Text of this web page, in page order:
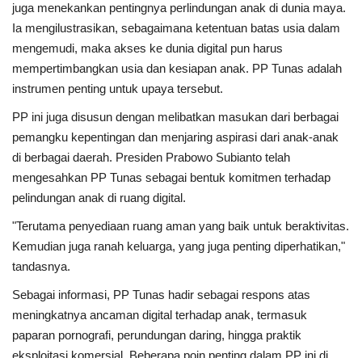
juga menekankan pentingnya perlindungan anak di dunia maya.
Ia mengilustrasikan, sebagaimana ketentuan batas usia dalam
mengemudi, maka akses ke dunia digital pun harus
mempertimbangkan usia dan kesiapan anak. PP Tunas adalah
instrumen penting untuk upaya tersebut.
PP ini juga disusun dengan melibatkan masukan dari berbagai
pemangku kepentingan dan menjaring aspirasi dari anak-anak
di berbagai daerah. Presiden Prabowo Subianto telah
mengesahkan PP Tunas sebagai bentuk komitmen terhadap
pelindungan anak di ruang digital.
"Terutama penyediaan ruang aman yang baik untuk beraktivitas.
Kemudian juga ranah keluarga, yang juga penting diperhatikan,"
tandasnya.
Sebagai informasi, PP Tunas hadir sebagai respons atas
meningkatnya ancaman digital terhadap anak, termasuk
paparan pornografi, perundungan daring, hingga praktik